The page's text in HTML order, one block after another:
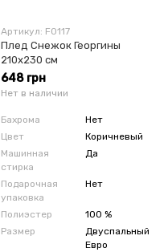
Артикул: F0117
Плед Снежок Георгины
210х230 см
648 грн
Нет в наличии
Бахрома
Нет
Цвет
Коричневый
Машинная
стирка
Да
Подарочная
упаковка
Нет
Полиэстер
100 %
Размер
Двуспальный
Евро